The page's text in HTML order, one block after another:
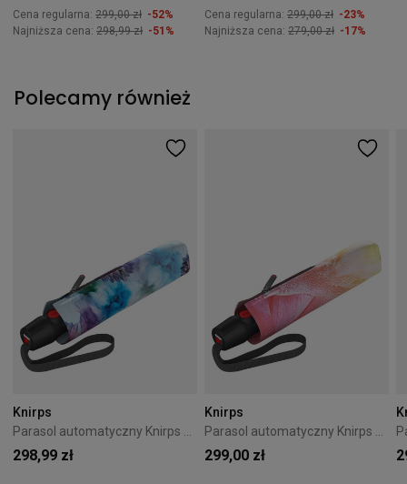
Cena regularna: 299,00 zł -52%
Najniższa cena: 298,99 zł -51%
Cena regularna: 299,00 zł -23%
Najniższa cena: 279,00 zł -17%
Polecamy również
Knirps
298,99 zł
Knirps
299,00 zł